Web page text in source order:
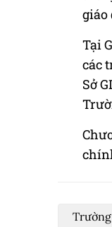
giáo
Tại
các
Sở